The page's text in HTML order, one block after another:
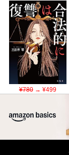
¥780→ ¥499